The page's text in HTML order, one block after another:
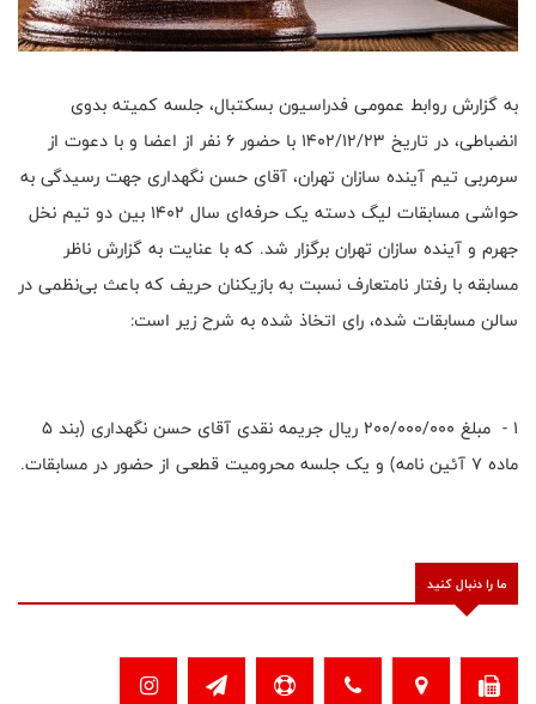
به گزارش روابط عمومی فدراسیون بسکتبال، جلسه کمیته بدوی
انضباطی، در تاریخ ۱۴۰۲/۱۲/۲۳ با حضور ۶ نفر از اعضا و با دعوت از
سرمربی تیم آینده سازان تهران، آقای حسن نگهداری جهت رسیدگی به
حواشی مسابقات لیگ دسته یک حرفه‌ای سال ۱۴۰۲ بین دو تیم نخل
جهرم و آینده سازان تهران برگزار شد. که با عنایت به گزارش ناظر
مسابقه با رفتار نا‌متعارف نسبت به بازیکنان حریف که باعث بی‌نظمی در
سالن مسابقات شده، رای اتخاذ شده به شرح زیر است:
1 - مبلغ ۲۰۰/۰۰۰/۰۰۰ ریال جریمه نقدی آقای حسن نگهداری (بند 5
ماده 7 آئین نامه) و یک جلسه محرومیت قطعی از حضور در مسابقات.
ما را دنبال کنید